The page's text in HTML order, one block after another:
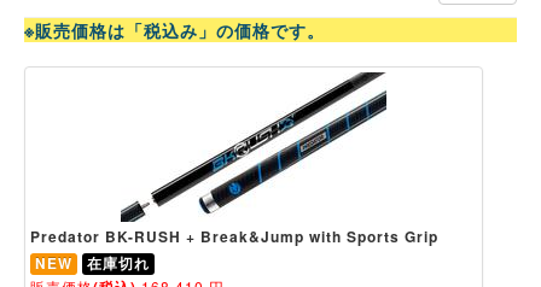
特価商品
※販売価格は「税込み」の価格です。
Predator BK-RUSH + Break&Jump with Sports Grip
NEW
在庫切れ